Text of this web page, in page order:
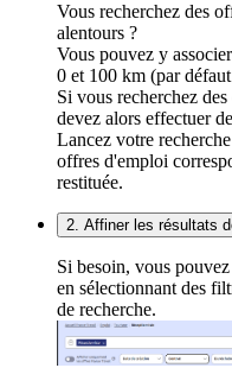
Vous recherchez des
alentours ?
Vous pouvez y
0 et 100 km (par
Si vous recherchez
devez alors effectuer
Lancez votre
offres d'emploi
restituée.
2. Affiner les résultats
Si besoin, vous
en sélectionnant des
de recherche.